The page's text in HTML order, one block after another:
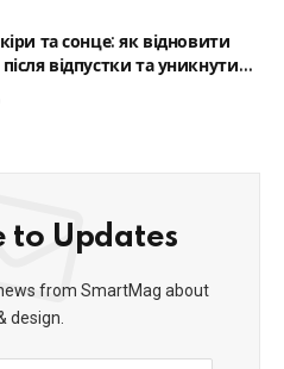
та сонце: як відновити
відпустки та уникнути
to Updates
from SmartMag about
design.